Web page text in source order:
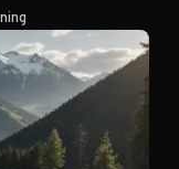
alternativen för
att hitta det
bästa
erbjudandet.
Klicka för smidig
övergång till elbil!